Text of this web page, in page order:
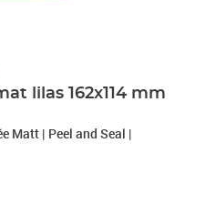
lilas 162x114 mm
Matt | Peel and Seal |